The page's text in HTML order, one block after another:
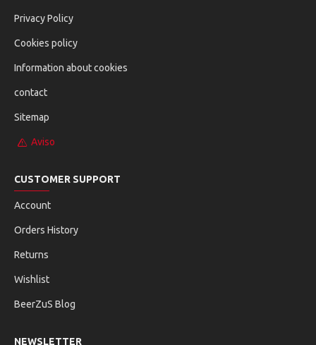
Privacy Policy
Cookies policy
Information about cookies
contact
Sitemap
Aviso
CUSTOMER SUPPORT
Account
Orders History
Returns
Wishlist
BeerZuS Blog
NEWSLETTER